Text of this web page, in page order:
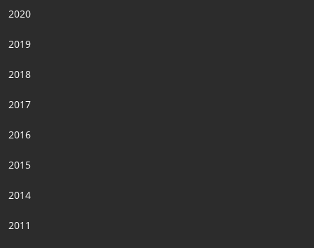
2020
2019
2018
2017
2016
2015
2014
2011